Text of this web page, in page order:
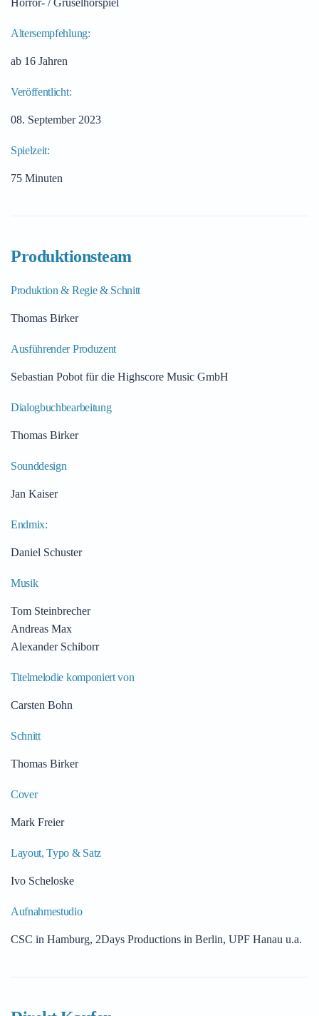
Horror- / Gruselhörspiel
Altersempfehlung:
ab 16 Jahren
Veröffentlicht:
08. September 2023
Spielzeit:
75 Minuten
Produktionsteam
Produktion & Regie & Schnitt
Thomas Birker
Ausführender Produzent
Sebastian Pobot für die Highscore Music GmbH
Dialogbuchbearbeitung
Thomas Birker
Sounddesign
Jan Kaiser
Endmix:
Daniel Schuster
Musik
Tom Steinbrecher
Andreas Max
Alexander Schiborr
Titelmelodie komponiert von
Carsten Bohn
Schnitt
Thomas Birker
Cover
Mark Freier
Layout, Typo & Satz
Ivo Scheloske
Aufnahmestudio
CSC in Hamburg, 2Days Productions in Berlin, UPF Hanau u.a.